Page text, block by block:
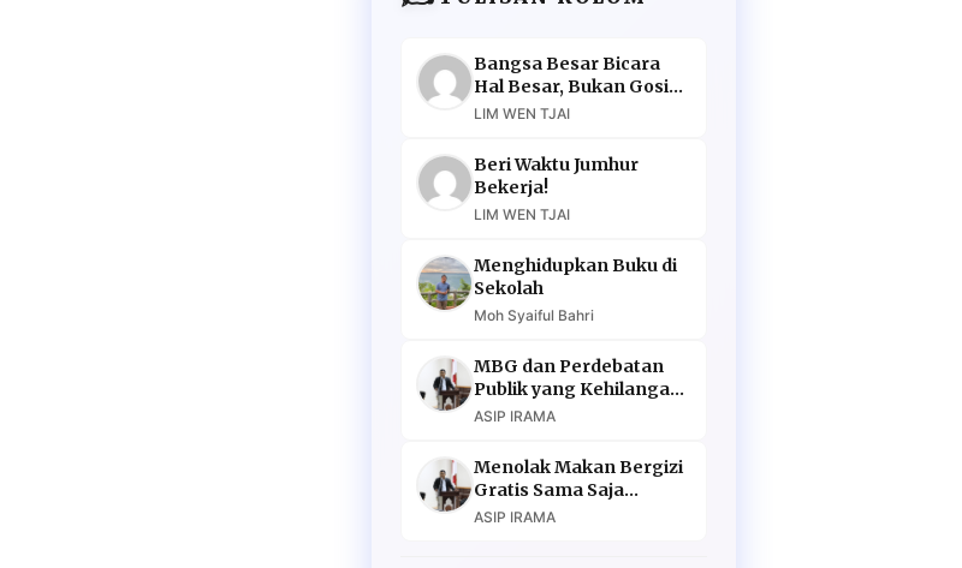
Bangsa Besar Bicara
Hal Besar, Bukan Gosip
Murahan
LIM WEN TJAI
Beri Waktu Jumhur
Bekerja!
LIM WEN TJAI
Menghidupkan Buku di
Sekolah
Moh Syaiful Bahri
MBG dan Perdebatan
Publik yang Kehilangan
Argumen
ASIP IRAMA
Menolak Makan Bergizi
Gratis Sama Saja
Menolak Masa Depan
ASIP IRAMA